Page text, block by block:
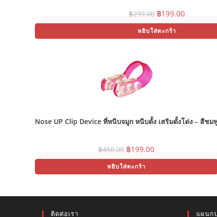
฿299.00 Original
price
was:
฿299.00.
฿199.00
price
฿
หยิบใส่ตะกร้า
Nose UP Clip Device ที่หนีบจมูก หนีบดั้ง เสริมดั้งโด่ง – สีชม
฿450.00 Original
price
was:
฿450.00.
฿199.00
price
฿199.00.
หยิบใส่ตะกร้า
ติดต่อเรา แผนก